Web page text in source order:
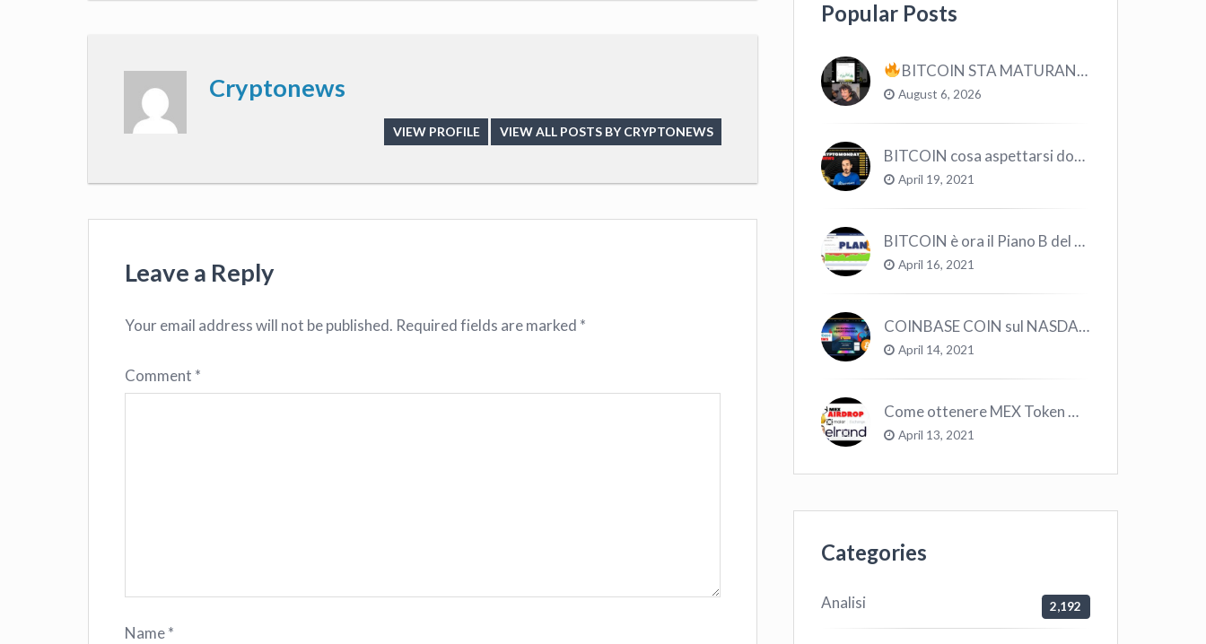
Cryptonews
VIEW PROFILE VIEW ALL POSTS BY CRYPTONEWS
Leave a Reply
Your email address will not be published. Required fields are marked *
Comment *
Name*
Popular Posts
BITCOIN STA MATURANDO? #bitcoin #crypto #trading
August 6, 2026
BITCOIN cosa aspettarsi dopo il “Crollo”? – CryptoMonday NEWS w16/’21
April 19, 2021
BITCOIN è ora il Piano B del Mondo
April 16, 2021
COINBASE COIN sul NASDAQ e le CRYPTO volano!
April 14, 2021
Come ottenere MEX Token GRATIS su Elrond ?
April 13, 2021
Categories
Analisi 2,192